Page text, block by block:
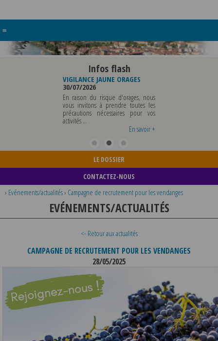
≡
Infos flash
VIGILANCE JAUNE ORAGES
30/07/2026
En raison du risque d'orages, nous
vous invitons à prendre toutes les
précautions nécessaires pour vos
activités ...
En savoir +
29/07/2026
Météo-France a
département du
vigilance jaune ...
LE DOSSIER
CONTACTEZ-NOUS
› Evénements/actualités› Campagne de recrutement pour les vendanges
EVÉNEMENTS/ACTUALITÉS
<- Retour aux actualités
CAMPAGNE DE RECRUTEMENT POUR LES VENDANGES
28/05/2025